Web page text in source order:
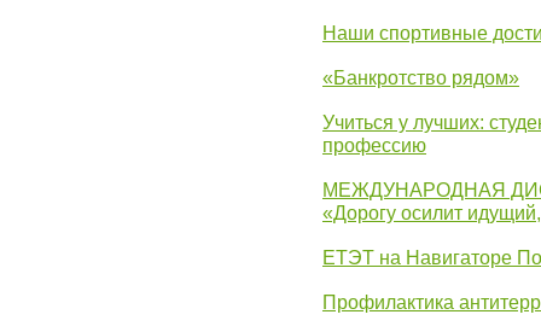
Наши спортивные
«Банкротство рядом»
Учиться у лучших:
профессию
МЕЖДУНАРОДНАЯ
«Дорогу осилит
ЕТЭТ на Навигаторе
Профилактика